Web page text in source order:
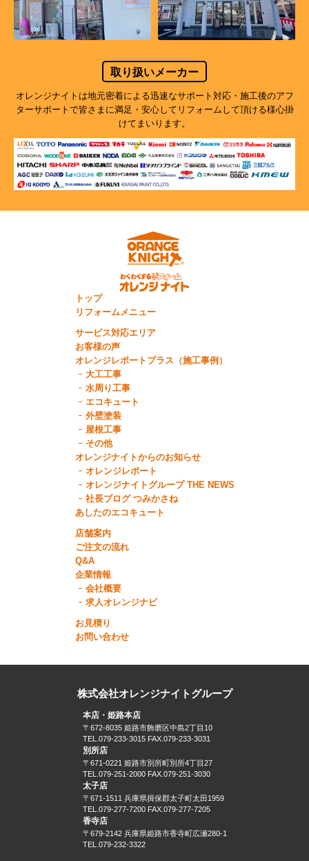
取り扱いメーカー
オレンジナイトは地元密着による迅速なサポート対応・施工後のアフ
ターサポートで皆さまに満足・安心してリフォームして頂ける様心掛
けてまいります。
トップ
リフォームメニュー
サービス対応エリア
お客様の声
オレンジレポートプラス（施工事例）
大工工事
水周り工事
エコキュート
外壁塗装
屋根工事
その他
オレンジナイトからのお知らせ
オレンジレポート
オレンジナイトグループ THE NEWS
社長ブログ つみかさね
あしたのエコキュート
店舗案内
ご注文の流れ
Q&A
企業情報
会社概要
求人オレンジナビ
お見積り
お問い合わせ
株式会社オレンジナイトグループ
本店・姫路本店
〒672-8035 姫路市飾磨区中島2丁目10
TEL.079-233-3015 FAX.079-233-3031
別所店
〒671-0221 姫路市別所町別所4丁目27
TEL.079-251-2000 FAX.079-251-3030
太子店
〒671-1511 兵庫県揖保郡太子町太田1959
TEL.079-277-7200 FAX.079-277-7205
香寺店
〒679-2142 兵庫県姫路市香寺町広瀬280-1
TEL.079-232-3322